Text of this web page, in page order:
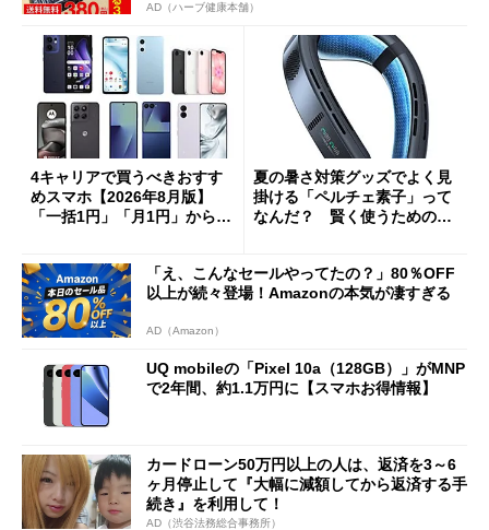
AD（ハーブ健康本舗）
4キャリアで買うべきおすす
めスマホ【2026年8月版】
「一括1円」「月1円」からお
夏の暑さ対策グッズでよく見
掛ける「ペルチェ素子」って
なんだ？ 賢く使うための注
「え、こんなセールやってたの？」80％OFF
以上が続々登場！Amazonの本気が凄すぎる
AD（Amazon）
UQ mobileの「Pixel 10a（128GB）」がMNP
で2年間、約1.1万円に【スマホお得情報】
カードローン50万円以上の人は、返済を3～6
ヶ月停止して『大幅に減額してから返済する手
続き』を利用して！
AD（渋谷法務総合事務所）